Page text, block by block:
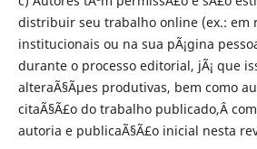
distribuir seu trabalho online (ex.: em
institucionais ou na sua pÃ¡gina
durante o processo editorial, jÃ¡ que
alteraÃ§Ãµes produtivas, bem como
citaÃ§Ã£o do trabalho publicado,Â
autoria e publicaÃ§Ã£o inicial nesta